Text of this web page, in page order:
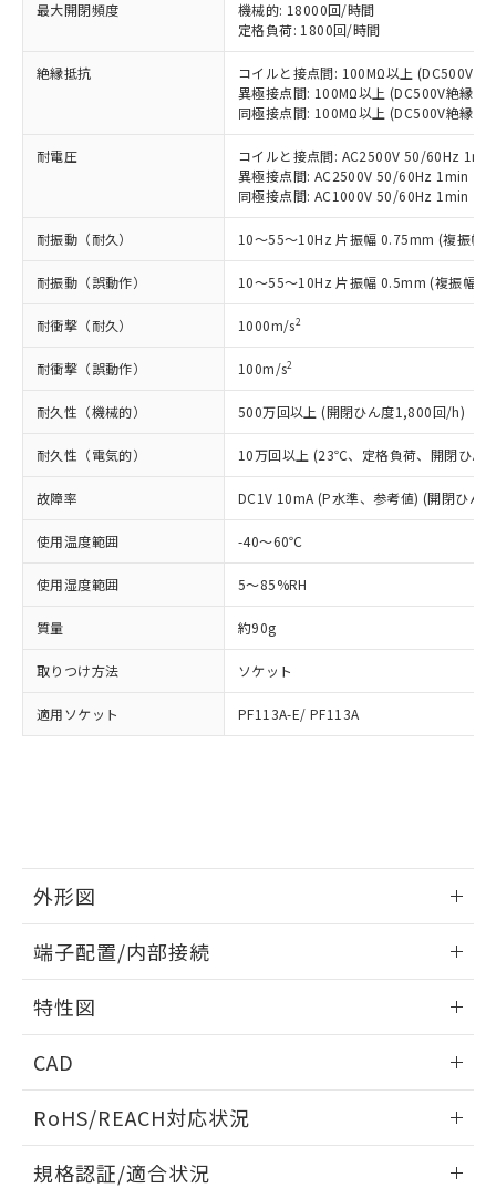
最大開閉頻度
機械的: 18000回/時間
定格負荷: 1800回/時間
絶縁抵抗
コイルと接点間: 100MΩ以上 (DC500V絶
異極接点間: 100MΩ以上 (DC500V絶縁抵
同極接点間: 100MΩ以上 (DC500V絶縁抵
耐電圧
コイルと接点間: AC2500V 50/60Hz 1min
異極接点間: AC2500V 50/60Hz 1min
同極接点間: AC1000V 50/60Hz 1min
耐振動（耐久） 10～55～10Hz 片振幅 0.75mm (複振幅
耐振動（誤動作） 10～55～10Hz 片振幅 0.5mm (複振幅
耐衝撃（耐久） 1000m/s2
耐衝撃（誤動作） 100m/s2
耐久性（機械的） 500万回以上 (開閉ひん度1,800回/h)
耐久性（電気的） 10万回以上 (23℃、定格負荷、開閉ひん
故障率 DC1V 10mA (P水準、参考値) (開閉ひん
使用温度範囲 -40～60℃
使用湿度範囲 5～85%RH
質量 約90g
取りつけ方法 ソケット
適用ソケット PF113A-E/ PF113A
外形図
外形図
端子配置/内部接続
端子配置/内部接続
特性図
開閉容量
CAD
ドすることができます。
RoHS/REACH対応状況
規格認証/適合状況
当社制御機器事業取扱商品の中には、
本サービスの対象外となる商品もある
ことをご了承ください。
在庫状況および標準価格照会結果は、
記載している更新日時点での社内デー
タに基づき作成されるものであり、閲
覧された時点での実際の在庫および標
準価格とは異なる場合があることをご
了承ください。
正式な納期状況および標準価格はお客
様のお取引先、またはお客様担当のオ
ムロン制御機器販売店・当社販売員に
ご相談ください。
オムロン制御機器販売店や当社販売拠
販売ネットワーク
」をご確認
ください。
在庫状況および標準価格結果を当社の
事前の承諾なく第三者に漏洩または開
示しないようお願いします。
マイパーツ機能（部品リスト作成サー
メンバーズにご登録されている必要が
登録された部品リストについて、当社
および当社の共同利用者が、当社の製
品・サービスに関するお客様との取
引・商談に必要な範囲で利用すること
をご了承ください。
※当社の共同利用者とは、"個人情報
の共同利用に関して"
の「1.共同利
用者の範囲」に記載されている法人を
害物質有無と関係のない商品です。
仕入先様の事情により、非含有部品として
いたものが、含有品と判明した場合などや
むを得ず変更することがあります。
*EU RoHS指令（10物質）：
ミウム(Cd) 100ppm以下、
六価クロム(Cr(Ⅵ)) 1000ppm以下、ポリ臭化ビフェニル
類(PBB) 1000ppm以下、ポリ臭化ジフェニルエーテル類
(PBDE) 1000ppm以下、フタル酸ビス(2-エチルヘキシ
ルベンジル（BBP） 1000ppm以下、フタル酸ジブチル
（DBP） 1000ppm以下、フタル酸ジイソブチル
(DIBP) 1000ppm以下
但し、RoHS指令で産業用監視および制御機器に対する
フタル酸エステル類の４物質については閾値を超える意
※2 対応予定月
部品在庫の切り替え状況などにより、予定
月が前後することがあります。
※3 非含有証明書ダウンロード
51物質の非含有証明書（当社基準）
※本証明書は発行日時点で非含有を証明す
欄に対応日を記載しておりました。
既に当社にて対応品への在庫切替を完了
していることから、特段のことがない限
り、2022年1月12日より割愛しておりま
す。
基準値以下であることを示します。
「×」：最大均質材料含有率が中国RoHSの
基準値を超えていることを示します。
「－」：未確認です。当社販売部門へお問
Pb(鉛) :1000ppm、 Hg(水銀) : 1000ppm、 Cd(カドミウ
Cr(Ⅵ)(六価クロム) : 1000ppm、 PBBs(ポリ臭化ビフェ
DBP(フタル酸ジブチル) : 1000ppm、 DIBP(フタル酸ジ
イソブチル) : 1000ppm、 BBP(フタル酸ブチルベンジ
ル) : 1000ppm、
DEHP(フタル酸ビス(2-エチルヘキシル)) : 1000ppm
※2 環境保護使用期限
「ｅ」：有害物質（10物質）のすべてが基
準値以下であることを示します。
「10」：通常の使用状況下において有害物
質が外部に漏えいし、環境に深刻な影響を
及ぼさない年数を意味します。
「－」：未確認です。当社販売部門へお問
い合わせください。
為替および外国貿易法に定める商品
（以下｢規制貨物等」という）を輸出
または国外への提供する場合は、日本
国政府の輸出許可(または役務取引許
可)を取得するなどの必要な手続きを
当社は規制貨物を破棄する場合は、完
全に破砕するなど、違法に輸出されな
当社は貴社製品を、核兵器、ミサイ
ル、化学兵器、生物兵器またはその他
武器並びにこれらの製造装置等に一切
使用いたしません。
当社は、貴社製品を第三者に販売する
場合は、上記1、2および3の内容を当
該第三者に通知します。また当社は、
販売先および販売に係わる関係者が違
法に輸出するおそれがある場合は、取
り引きをいたしません。
一定数以上の在庫あり
一定数には満たないが在庫あり
－
在庫なし(最新の在庫状況につ
いては、お客様のお取引先、ま
たはお客様担当のオムロン制御
機器販売店・当社販売員にご確
認ください)
空
受注生産機種、また在庫状況の
情報を公開していない機種